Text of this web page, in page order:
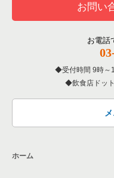
洋食の居抜き売却物件の
その他の居抜き売却物件
柏市の飲食店の居抜き売
館山市の飲食店の居抜き
千葉市花見川区の飲食店
我孫子市の飲食店の居抜
千葉県の居酒屋・ダイニ
千葉県の和食の居抜き売
千葉県の洋食の居抜き売
千葉県のその他の居抜き
お問い
お電話
受付時間 9時～
飲食店ドッ
ホーム